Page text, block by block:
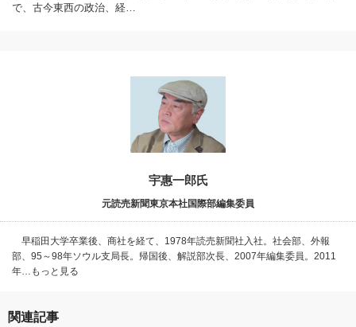
で、古今東西の政治、経…
宇惠一郎氏
元読売新聞東京本社国際部編集委員
早稲田大学卒業後、商社を経て、1978年読売新聞社入社。社会部、外報
部、95～98年ソウル支局長。帰国後、解説部次長、2007年編集委員。2011
年…もっと見る
関連記事